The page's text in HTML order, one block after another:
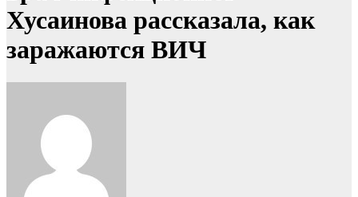
Хусаинова рассказала, как
заражаются ВИЧ